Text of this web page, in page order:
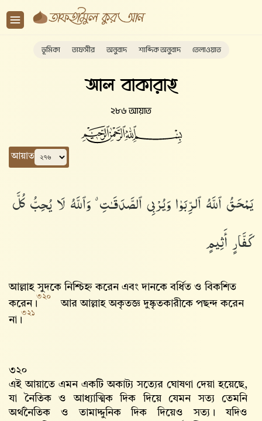
ভূমিকা তাফসীর অনুবাদ শাব্দিক অনুবাদ তেলাওয়াত
আল বাকারাহ
২৮৬ আয়াত
আয়াত
يَمْحَقُ ٱللَّهُ ٱلرِّبَوٰا۟ وَيُرْبِى ٱلصَّدَقَـٰتِ ۗ وَٱللَّهُ لَا يُحِبُّ كُلَّ
كَفَّارٍ أَثِيمٍ
আল্লাহ সুদকে নিশ্চিহ্ন করেন এবং দানকে বর্ধিত ও বিকশিত
করেন।
৩২০
আর আল্লাহ‌ অকৃতজ্ঞ দুষ্কৃতকারীকে পছন্দ করেন
না।
৩২১
৩২০
এই আয়াতে এমন একটি অকাট্য সত্যের ঘোষণা দেয়া হয়েছে,
যা নৈতিক ও আধ্যাত্মিক দিক দিয়ে যেমন সত্য তেমনি
অর্থনৈতিক ও তামাদ্দুনিক দিক দিয়েও সত্য। যদিও